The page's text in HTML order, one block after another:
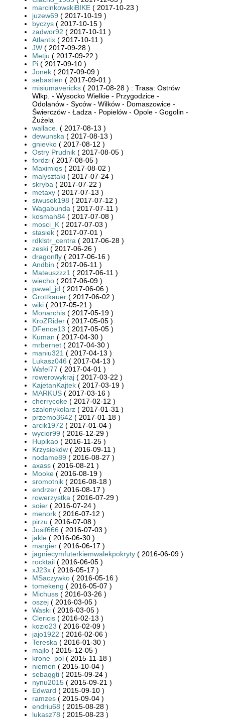
marcinkowskiBIKE ( 2017-10-23 )
juzew69 ( 2017-10-19 )
byczys ( 2017-10-15 )
zadwor92 ( 2017-10-11 )
Atlantix ( 2017-10-11 )
JW ( 2017-09-28 )
Metju ( 2017-09-22 )
Pi ( 2017-09-10 )
Jonek ( 2017-09-09 )
sebastien ( 2017-09-01 )
misiumavericks ( 2017-08-28 ) : Trasa: Ostrów
Wlkp. - Wysocko Wielkie - Przygodzice -
Odolanów - Syców - Wilków - Domaszowice -
Świerczów - Ładza - Popielów - Opole - Gogolin -
Żużela
wallace. ( 2017-08-13 )
dewunska ( 2017-08-13 )
gnievko ( 2017-08-12 )
Ostry Prudnik ( 2017-08-05 )
fordzi ( 2017-08-05 )
Maximiqs ( 2017-08-02 )
malysztaki ( 2017-07-24 )
skryba ( 2017-07-22 )
metaxy ( 2017-07-13 )
siwusek198 ( 2017-07-12 )
Wagabunda ( 2017-07-11 )
kosman84 ( 2017-07-08 )
mosci_K ( 2017-07-03 )
stasiek ( 2017-07-01 )
rdklstr_centra ( 2017-06-28 )
zeski ( 2017-06-26 )
dragonfly ( 2017-06-16 )
Andbin ( 2017-06-11 )
Mateuszzz1 ( 2017-06-11 )
wiecho ( 2017-06-09 )
pawel_jd ( 2017-06-06 )
Grottkauer ( 2017-06-02 )
wiki ( 2017-05-21 )
Monarchis ( 2017-05-19 )
KroZRider ( 2017-05-05 )
DFence13 ( 2017-05-05 )
Kuman ( 2017-04-30 )
mrbernet ( 2017-04-30 )
maniu321 ( 2017-04-13 )
Lukasz046 ( 2017-04-13 )
Wafel77 ( 2017-04-01 )
rowerowykraj ( 2017-03-22 )
KajetanKajtek ( 2017-03-19 )
MARKUS ( 2017-03-16 )
cherrycoke ( 2017-02-12 )
szalonykolarz ( 2017-01-31 )
przemo3642 ( 2017-01-18 )
arcik1972 ( 2017-01-04 )
wycior99 ( 2016-12-29 )
Hupikao ( 2016-11-25 )
Krzysiekdw ( 2016-09-11 )
nodame89 ( 2016-08-27 )
axass ( 2016-08-21 )
Mooke ( 2016-08-19 )
sromotnik ( 2016-08-18 )
endrzer ( 2016-08-17 )
rowerzystka ( 2016-07-29 )
soier ( 2016-07-24 )
menork ( 2016-07-12 )
pirzu ( 2016-07-08 )
Josif666 ( 2016-07-03 )
jakle ( 2016-06-30 )
margier ( 2016-06-17 )
jagniecymfuterkiemwalekpokryty ( 2016-06-09 )
rocktail ( 2016-06-05 )
xJ23x ( 2016-05-17 )
MSaczywko ( 2016-05-16 )
tomekeng ( 2016-05-07 )
Michuss ( 2016-03-26 )
oszej ( 2016-03-05 )
Waski ( 2016-03-05 )
Clericis ( 2016-02-13 )
kozio23 ( 2016-02-09 )
jajo1922 ( 2016-02-06 )
Tereska ( 2016-01-30 )
majlo ( 2015-12-05 )
krone_pol ( 2015-11-18 )
niemen ( 2015-10-04 )
sebaqgti ( 2015-09-24 )
nynu2015 ( 2015-09-21 )
Edward ( 2015-09-10 )
ramzes ( 2015-09-04 )
endriu68 ( 2015-08-28 )
lukasz78 ( 2015-08-23 )